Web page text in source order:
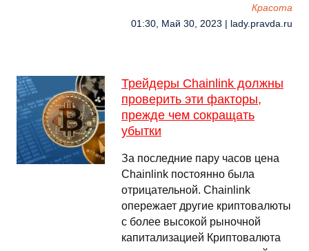
Красота
01:30, Май 30, 2023 | lady.pravda.ru
Трейдеры Chainlink должны
проверить эти факторы,
прежде чем сокращать
убытки
За последние пару часов цена
Chainlink постоянно была
отрицательной. Chainlink
опережает другие криптовалюты
с более высокой рыночной
капитализацией Криптовалюта